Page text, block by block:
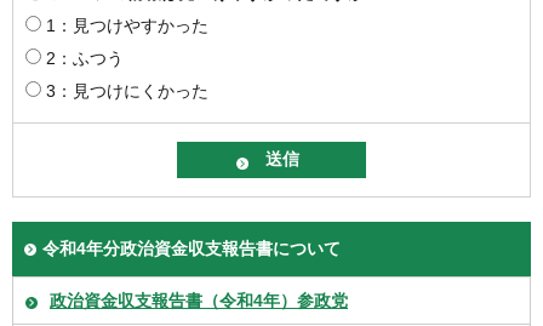
1：見つけやすかった
2：ふつう
3：見つけにくかった
令和4年分政治資金収支報告書について
政治資金収支報告書（令和4年）参政党